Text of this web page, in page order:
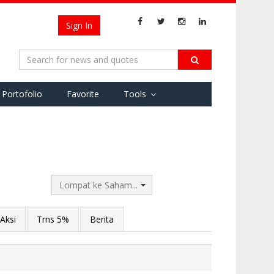
Sign In
Portofolio Favorite Tools
Lompat ke Saham...
Aksi Trns 5% Berita